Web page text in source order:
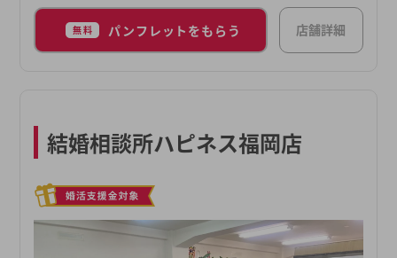
無料 パンフレットをもらう 店舗詳細
結婚相談所ハピネス福岡店